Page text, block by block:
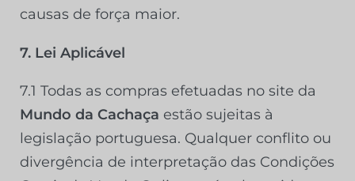
causas de força maior.
7. Lei Aplicável
7.1 Todas as compras efetuadas no site da
Mundo da Cachaça estão sujeitas à
legislação portuguesa. Qualquer conflito ou
divergência de interpretação das Condições